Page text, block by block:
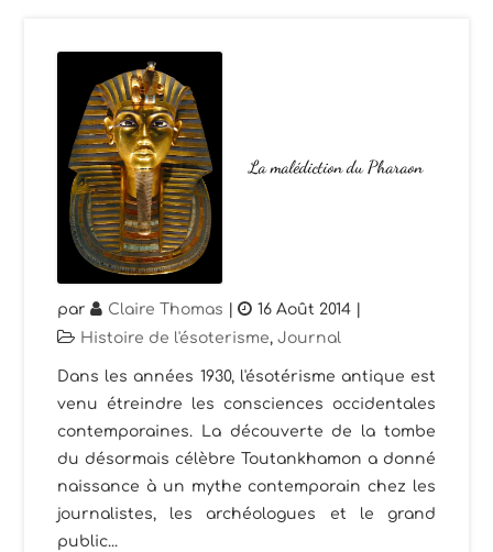
La malédiction du Pharaon
par Claire Thomas | 16 Août 2014
Histoire de l'ésoterisme,Journal
Dans les années 1930, l'ésotérisme antique est
venu étreindre les consciences occidentales
contemporaines. La découverte de la tombe
du désormais célèbre Toutankhamon a donné
naissance à un mythe contemporain chez les
journalistes, les archéologues et le grand
public...